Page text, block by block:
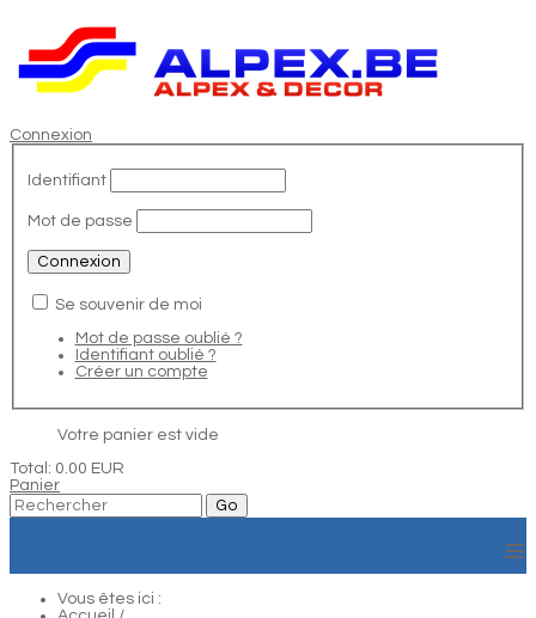
Connexion
Identifiant
Mot de passe
Se souvenir de moi
Mot de passe oublié ?
Identifiant oublié ?
Créer un compte
Votre panier est vide
Total: 0.00 EUR
Panier
≡
Vous êtes ici :